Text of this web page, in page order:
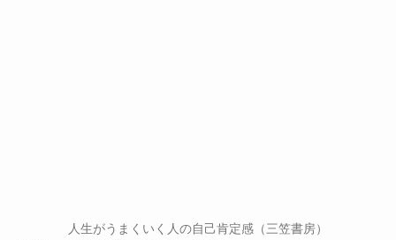
人生がうまくいく人の自己肯定感（三笠書房）